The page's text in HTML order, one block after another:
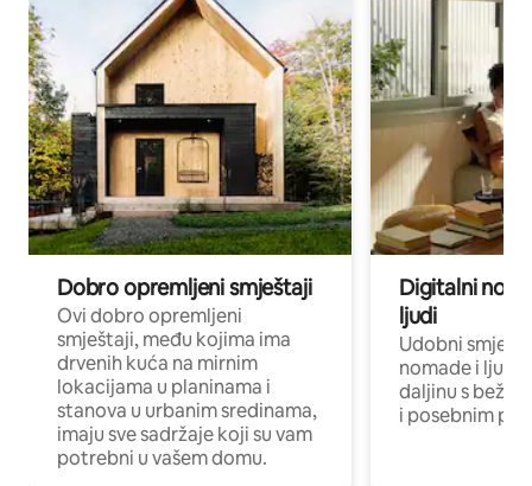
Dobro opremljeni smještaji
Ovi dobro opremljeni
smještaji, među kojima ima
drvenih kuća na mirnim
lokacijama u planinama i
stanova u urbanim sredinama,
imaju sve sadržaje koji su vam
potrebni u vašem domu.
Digitalni
ljudi
Udobni
nomade i ljude
daljinu s
i posebnim